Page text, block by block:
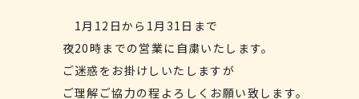
1月12日から1月31日まで
夜20時までの営業に自粛いたします。
ご迷惑をお掛けしいたしますが
ご理解ご協力の程よろしくお願い致します。